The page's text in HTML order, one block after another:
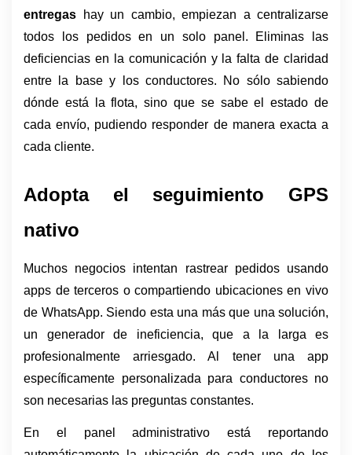
entregas
hay un cambio, empiezan a centralizarse
todos los pedidos en un solo panel. Eliminas las
deficiencias en la comunicación y la falta de claridad
entre la base y los conductores. No sólo sabiendo
dónde está la flota, sino que se sabe el estado de
cada envío, pudiendo responder de manera exacta a
cada cliente.
Adopta el seguimiento GPS
nativo
Muchos negocios intentan rastrear pedidos usando
apps de terceros o compartiendo ubicaciones en vivo
de WhatsApp. Siendo esta una más que una solución,
un generador de ineficiencia, que a la larga es
profesionalmente arriesgado. Al tener una app
específicamente personalizada para conductores no
son necesarias las preguntas constantes.
En el panel administrativo está reportando